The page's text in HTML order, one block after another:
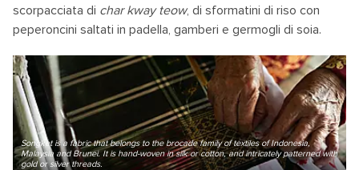
scorpacciata di char kway teow, di sformatini di riso con
peperoncini saltati in padella, gamberi e germogli di soia.
Songket is a fabric that belongs to the brocade family of textiles of Indonesia,
Malaysia and Brunei. It is hand-woven in silk or cotton, and intricately patterned with
gold or silver threads.